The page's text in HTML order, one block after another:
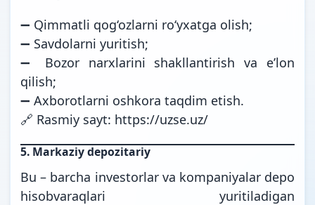
➖ Qimmatli qog‘ozlarni ro‘yxatga olish;
➖ Savdolarni yuritish;
➖ Bozor narxlarini shakllantirish va e’lon
qilish;
➖ Axborotlarni oshkora taqdim etish.
🔗 Rasmiy sayt: https://uzse.uz/
5. Markaziy depozitariy
Bu – barcha investorlar va kompaniyalar depo
hisobvaraqlari yuritiladigan